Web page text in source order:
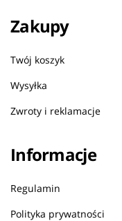
Zakupy
Twój koszyk
Wysyłka
Zwroty i reklamacje
Informacje
Regulamin
Polityka prywatności